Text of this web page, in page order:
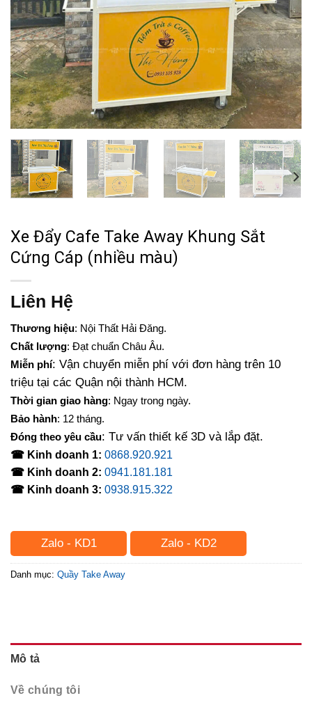
Xe Đẩy Cafe Take Away Khung Sắt
Cứng Cáp (nhiều màu)
Liên Hệ
Thương hiệu: Nội Thất Hải Đăng.
Chất lượng: Đạt chuẩn Châu Âu.
Miễn phí: Vận chuyển miễn phí với đơn hàng trên 10
triệu tại các Quận nội thành HCM.
Thời gian giao hàng: Ngay trong ngày.
Bảo hành: 12 tháng.
Đóng theo yêu cầu: Tư vấn thiết kế 3D và lắp đặt.
☎ Kinh doanh 1: 0868.920.921
☎ Kinh doanh 2: 0941.181.181
☎ Kinh doanh 3: 0938.915.322
Zalo - KD1 Zalo - KD2
Danh mục: Quầy Take Away
Mô tả
Về chúng tôi